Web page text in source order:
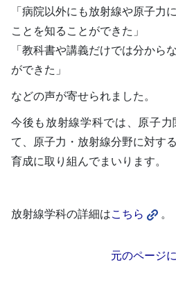
「病院以外にも放射線や原子力
ことを知ることができた」
「教科書や講義だけでは分から
ができた」
などの声が寄せられました。
今後も放射線学科では、原子
て、原子力・放射線分野に対す
育成に取り組んでまいります。
放射線学科の詳細はこちら 。
元のページ